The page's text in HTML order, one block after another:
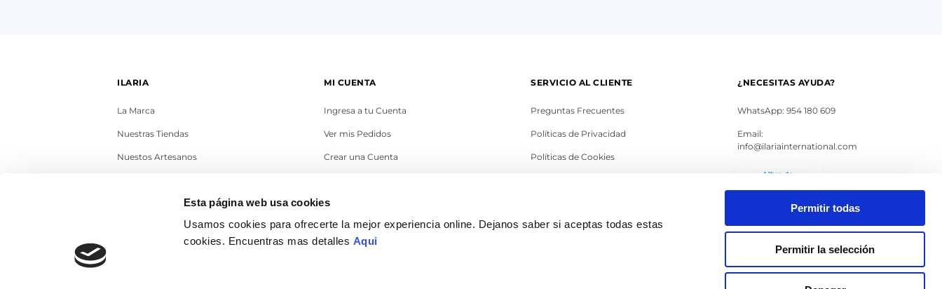
Esta página web usa cookies
Usamos cookies para ofrecerte la mejor experiencia online. Dejanos saber si aceptas todas estas
cookies. Encuentras mas detalles Aqui
Permitir todas
Permitir la selección
ILARIA
La Marca
Nuestras Tiendas
Nuestos Artesanos
Trabaja con nosotros
MI CUENTA
Ingresa a tu Cuenta
Ver mis Pedidos
Crear una Cuenta
SERVICIO AL CLIENTE
Preguntas Frecuentes
Políticas de Privacidad
Políticas de Cookies
Legales
¿NECESITAS AYUDA?
WhatsApp: 954 180 609
Email:
info@ilariainternational.com